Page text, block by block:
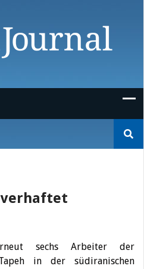
nach:
sechs Arbeiter der
in der südiranischen